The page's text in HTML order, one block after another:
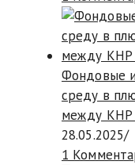
Фондовые
среду в
между
28.05.2025/
1